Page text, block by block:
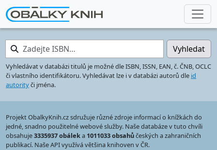
Zadejte ISBN… Vyhledat
Vyhledávat v databázi titulů je možné dle ISBN, ISSN, EAN, č. ČNB, OCLC
či vlastního identifikátoru. Vyhledávat lze i v databázi autorů dle id
autorityči jména.
Projekt ObalkyKnih.cz sdružuje různé zdroje informací o knížkách do
jedné, snadno použitelné webové služby. Naše databáze v tuto chvíli
obsahuje3335937 obáleka 1011033 obsahůčeských a zahraničních
publikací. Naše API využívá většina knihoven v ČR.